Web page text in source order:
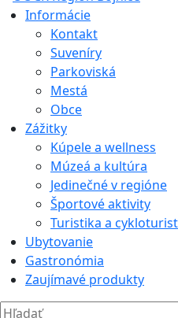
Informácie
Kontakt
Suveníry
Parkoviská
Mestá
Obce
Zážitky
Kúpele a wellness
Múzeá a kultúra
Jedinečné v regióne
Športové aktivity
Turistika a
Ubytovanie
Gastronómia
Zaujímavé produkty